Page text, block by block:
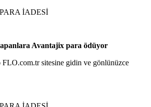
PARA İADESİ
Avantajix para ödüyor
FLO.com.tr sitesine gidin ve gönlünüzce